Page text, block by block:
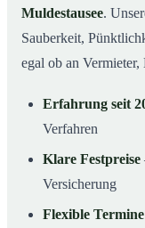
Muldestausee.
Sauberkeit,
egal ob an
Erfahrung seit
Verfahren
Klare Festpreise
Versicherung
Flexible Termine